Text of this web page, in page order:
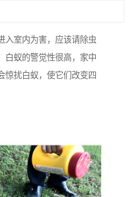
入室内为害，应该请除虫
白蚁的警觉性很高，家中
惊扰白蚁，使它们改变四